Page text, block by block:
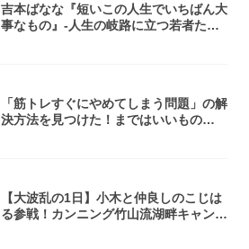
吉本ばなな『短いこの人生でいちばん大
事なもの』-人生の岐路に立つ若者たち
「筋トレすぐにやめてしまう問題」の解
決方法を見つけた！まではいいもの
【大波乱の1日】小木と仲良しのこじは
る参戦！カンニング竹山流湖畔キャンプ